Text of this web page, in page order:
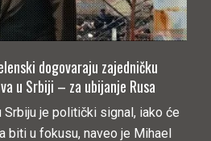
dogovaraju zajedničku
u Srbiji – za ubijanje Rusa
Srbiju je politički signal, iako će
biti u fokusu, naveo je Mihael